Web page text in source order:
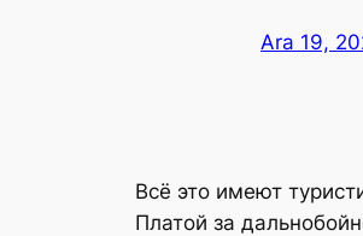
Ara 19,
Всё это имеют
Платой за